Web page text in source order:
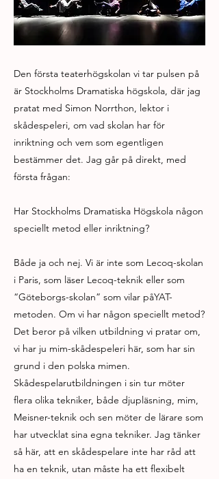
Den första teaterhögskolan vi tar pulsen på
är Stockholms Dramatiska högskola, där jag
pratat med Simon Norrthon, lektor i
skådespeleri, om vad skolan har för
inriktning och vem som egentligen
bestämmer det. Jag går på direkt, med
första frågan:
Har Stockholms Dramatiska Högskola någon
speciellt metod eller inriktning?
Både ja och nej. Vi är inte som Lecoq-skolan
i Paris, som läser Lecoq-teknik eller som
“Göteborgs-skolan” som vilar påYAT-
metoden. Om vi har någon speciellt metod?
Det beror på vilken utbildning vi pratar om,
vi har ju mim-skådespeleri här, som har sin
grund i den polska mimen.
Skådespelarutbildningen i sin tur möter
flera olika tekniker, både djupläsning, mim,
Meisner-teknik och sen möter de lärare som
har utvecklat sina egna tekniker. Jag tänker
så här, att en skådespelare inte har råd att
ha en teknik, utan måste ha ett flexibelt